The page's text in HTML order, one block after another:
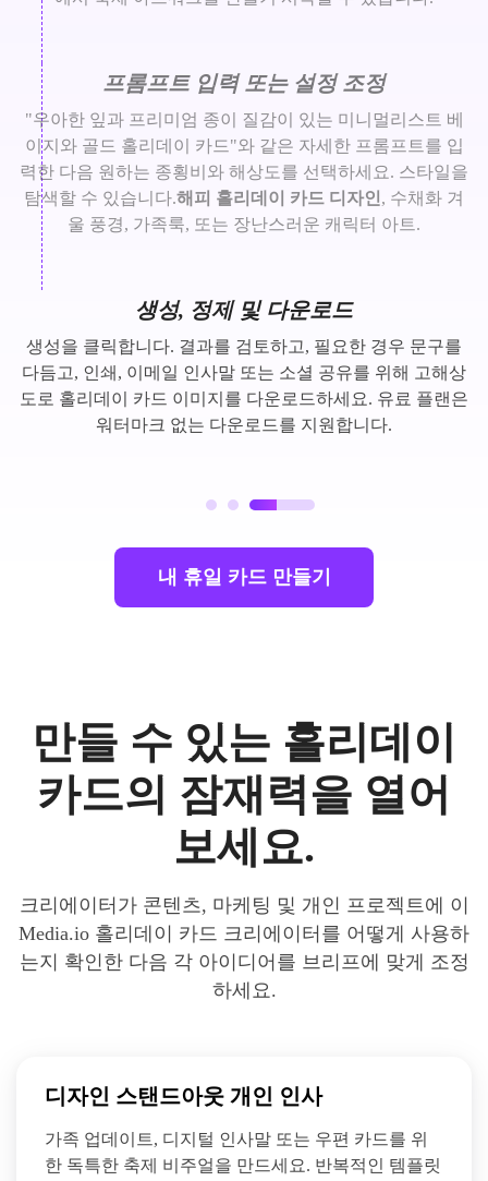
프롬프트 입력 또는 설정 조정
"우아한 잎과 프리미엄 종이 질감이 있는 미니멀리스트 베
이지와 골드 홀리데이 카드"와 같은 자세한 프롬프트를 입
력한 다음 원하는 종횡비와 해상도를 선택하세요. 스타일을
탐색할 수 있습니다.해피 홀리데이 카드 디자인 , 수채화 겨
울 풍경, 가족룩, 또는 장난스러운 캐릭터 아트.
생성, 정제 및 다운로드
생성을 클릭합니다. 결과를 검토하고, 필요한 경우 문구를
다듬고, 인쇄, 이메일 인사말 또는 소셜 공유를 위해 고해상
도로 홀리데이 카드 이미지를 다운로드하세요. 유료 플랜은
워터마크 없는 다운로드를 지원합니다.
내 휴일 카드 만들기
만들 수 있는 홀리데이
카드의 잠재력을 열어
보세요.
크리에이터가 콘텐츠, 마케팅 및 개인 프로젝트에 이
Media.io 홀리데이 카드 크리에이터를 어떻게 사용하
는지 확인한 다음 각 아이디어를 브리프에 맞게 조정
하세요.
디자인 스탠드아웃 개인 인사
가족 업데이트, 디지털 인사말 또는 우편 카드를 위
한 독특한 축제 비주얼을 만드세요. 반복적인 템플릿